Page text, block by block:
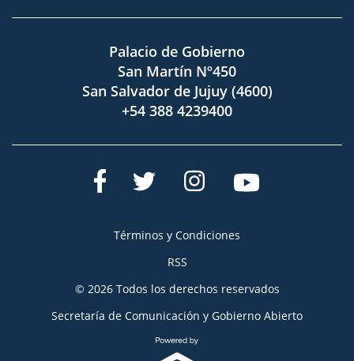
Palacio de Gobierno
San Martín Nº450
San Salvador de Jujuy (4600)
+54 388 4239400
Términos y Condiciones
RSS
© 2026 Todos los derechos reservados
Secretaría de Comunicación y Gobierno Abierto